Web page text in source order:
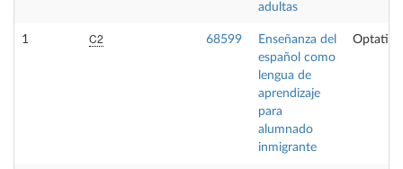
adultas
1 C2 68599
Enseñanza del
español como
lengua de
aprendizaje
para
alumnado
inmigrante
Optativa